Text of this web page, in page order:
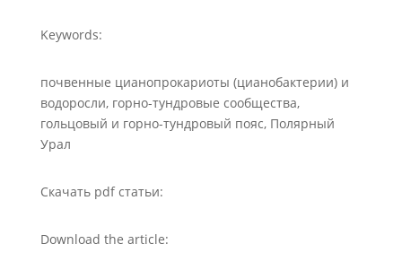
Keywords:
почвенные цианопрокариоты (цианобактерии) и
водоросли, горно-тундровые сообщества,
гольцовый и горно-тундровый пояс, Полярный
Урал
Скачать pdf статьи:
Download the article: